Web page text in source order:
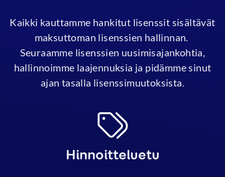
Kaikki kauttamme hankitut lisenssit sisältävät
maksuttoman lisenssien hallinnan.
Seuraamme lisenssien uusimisajankohtia,
hallinnoimme laajennuksia ja pidämme sinut
ajan tasalla lisenssimuutoksista.
Hinnoitteluetu